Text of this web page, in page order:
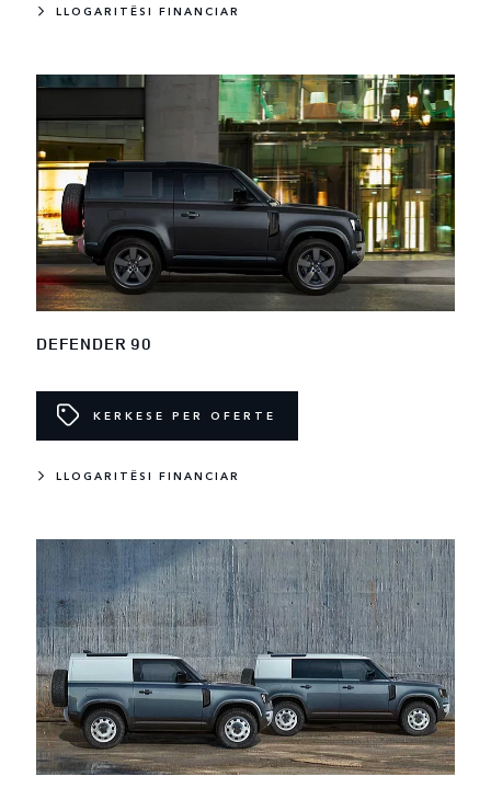
LLOGARITËSI FINANCIAR
DEFENDER 90
KERKESE PER OFERTE
LLOGARITËSI FINANCIAR